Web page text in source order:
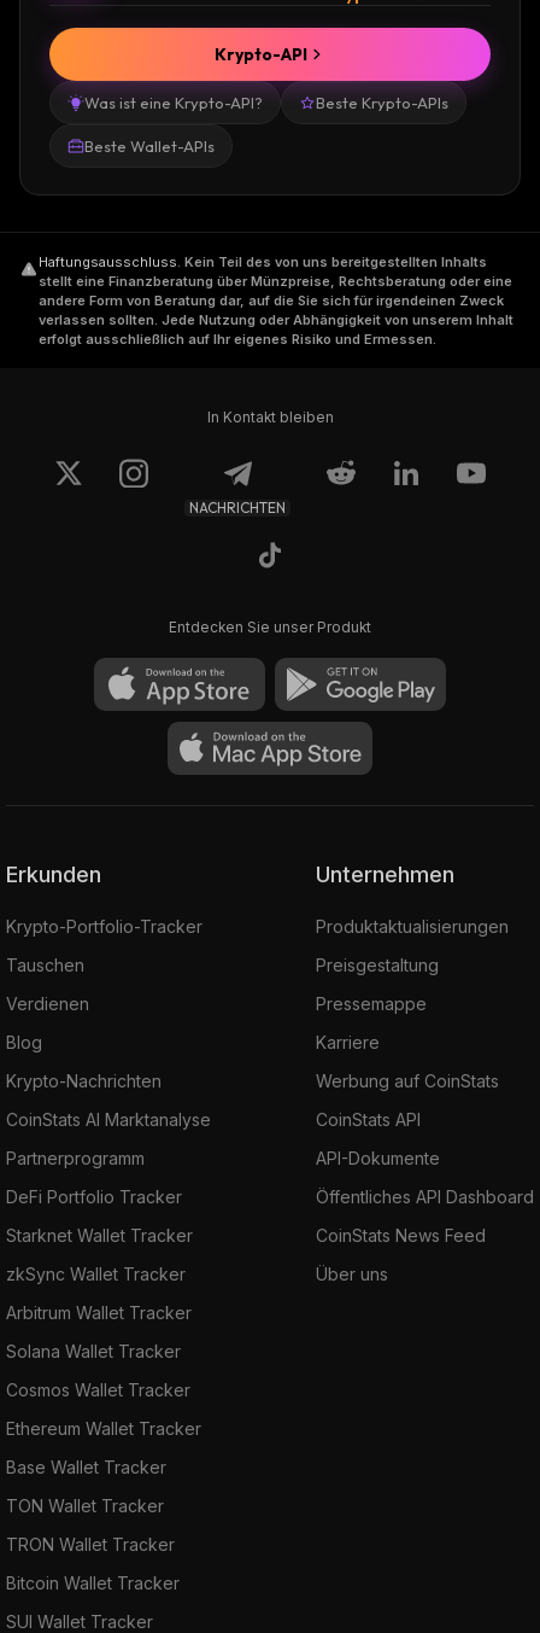
Was ist eine Krypto-API? Beste Krypto-APIs
Beste Wallet-APIs
Krypto-API
Haftungsausschluss. Kein Teil des von uns bereitgestellten Inhalts
stellt eine Finanzberatung über Münzpreise, Rechtsberatung oder eine
andere Form von Beratung dar, auf die Sie sich für irgendeinen Zweck
verlassen sollten. Jede Nutzung oder Abhängigkeit von unserem Inhalt
erfolgt ausschließlich auf Ihr eigenes Risiko und Ermessen.
In Kontakt bleiben
NACHRICHTEN
Entdecken Sie unser Produkt
Erkunden
Krypto-Portfolio-Tracker
Tauschen
Verdienen
Blog
Krypto-Nachrichten
CoinStats AI Marktanalyse
Partnerprogramm
DeFi Portfolio Tracker
Starknet Wallet Tracker
zkSync Wallet Tracker
Arbitrum Wallet Tracker
Solana Wallet Tracker
Cosmos Wallet Tracker
Ethereum Wallet Tracker
Base Wallet Tracker
TON Wallet Tracker
TRON Wallet Tracker
Bitcoin Wallet Tracker
SUI Wallet Tracker
Unternehmen
Produktaktualisierungen
Preisgestaltung
Pressemappe
Karriere
Werbung auf CoinStats
CoinStats API
API-Dokumente
Öffentliches API Dashboard
CoinStats News Feed
Über uns